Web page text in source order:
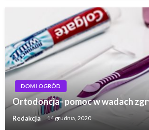
DOM I OGRÓD
Ortodoncja- pomoc w wadach
Redakcja 14 grudnia, 2020